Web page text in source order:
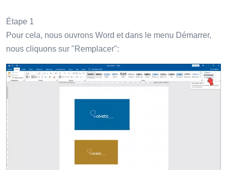
Étape 1
Pour cela, nous ouvrons Word et dans le menu Démarrer,
nous cliquons sur "Remplacer":